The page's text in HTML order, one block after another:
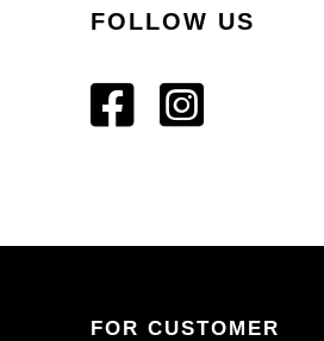
FOLLOW US
FOR CUSTOMER